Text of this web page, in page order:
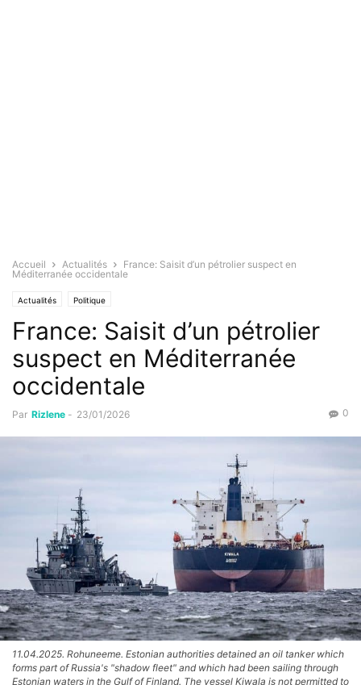
Accueil Actualités
France: Saisit d’un pétrolier suspect en
Méditerranée occidentale
Actualités Politique
France: Saisit d’un pétrolier
suspect en Méditerranée
occidentale
Par Rizlene - 23/01/2026 0
11.04.2025. Rohuneeme. Estonian authorities detained an oil tanker which
forms part of Russia's "shadow fleet" and which had been sailing through
Estonian waters in the Gulf of Finland. The vessel Kiwala is not permitted to